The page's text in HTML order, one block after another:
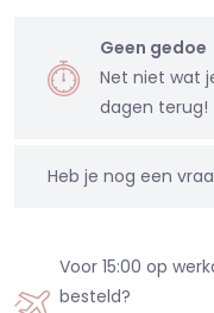
Geen gedoe
Net niet wat
dagen terug!
Heb je nog een
Voor 15:00 op
besteld?